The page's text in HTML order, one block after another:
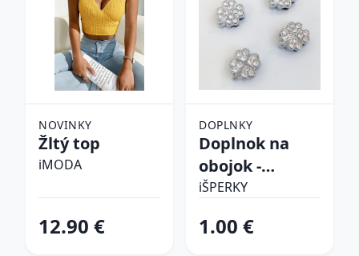
NOVINKY
Žltý top
iMODA
12.90 €
DOPLNKY
Doplnok na
obojok -
Štvorlístok
iŠPERKY
1.00 €